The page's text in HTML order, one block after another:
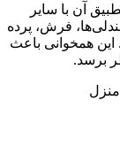
آن با سایر
فرش، پرده
این همخوانی باعث
برسد.